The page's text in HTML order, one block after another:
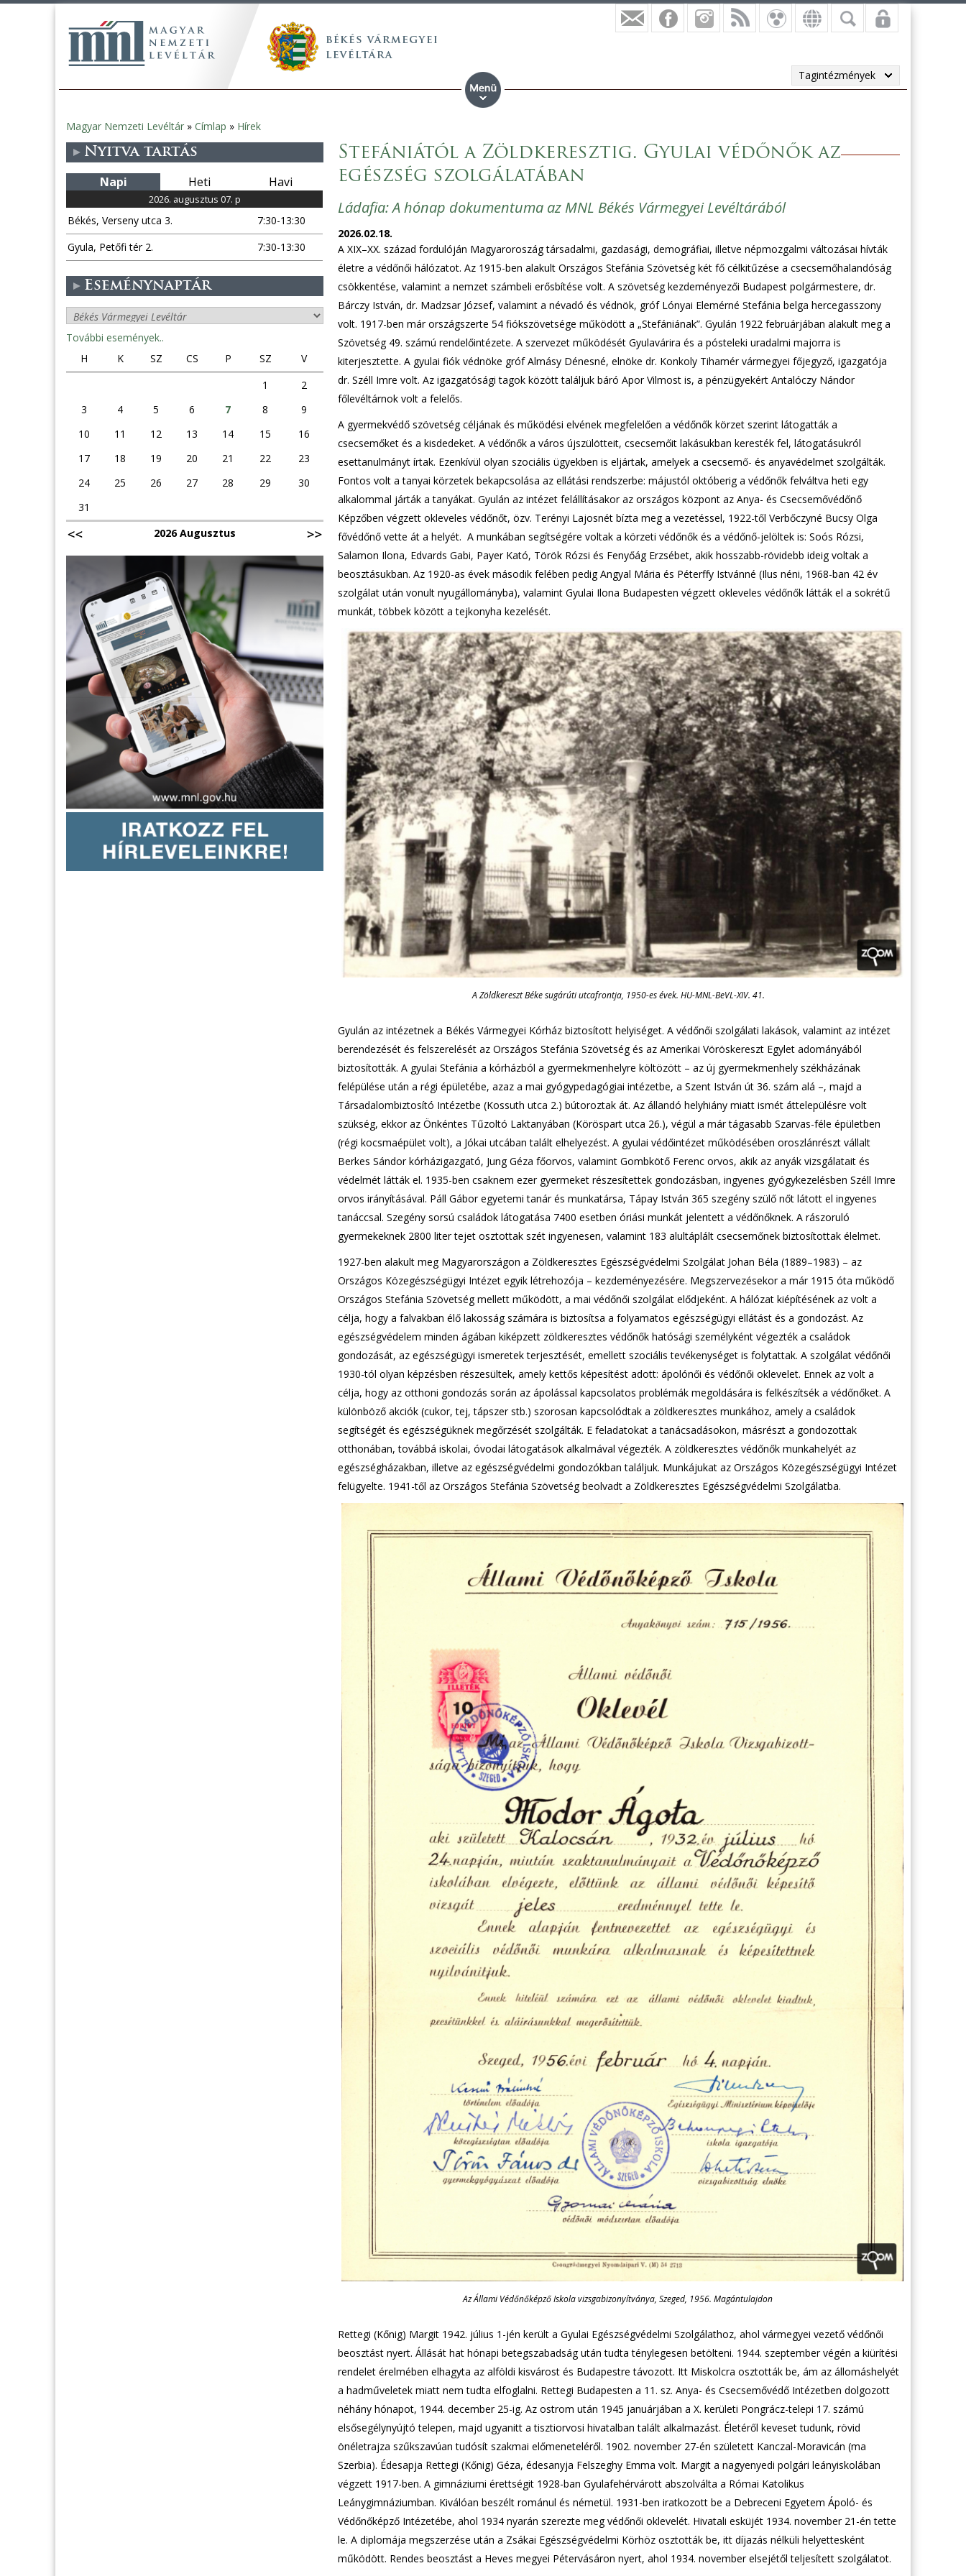
Tagintézmények
Jelenlegi
hely
Magyar Nemzeti Levéltár » Címlap » Hírek
Stefániától a Zöldkeresztig. Gyulai védőnők az
egészség szolgálatában
Ládafia: A hónap dokumentuma az MNL Békés Vármegyei Levéltárából
2026.02.18.
A XIX–XX. század fordulóján Magyaroroszág társadalmi, gazdasági, demográfiai, illetve népmozgalmi változásai hívták
életre a védőnői hálózatot. Az 1915-ben alakult Országos Stefánia Szövetség két fő célkitűzése a csecsemőhalandóság
csökkentése, valamint a nemzet számbeli erősbítése volt. A szövetség kezdeményezői Budapest polgármestere, dr.
Bárczy István, dr. Madzsar József, valamint a névadó és védnök, gróf Lónyai Elemérné Stefánia belga hercegasszony
volt. 1917-ben már országszerte 54 fiókszövetsége működött a „Stefániának”. Gyulán 1922 februárjában alakult meg a
Szövetség 49. számú rendelőintézete. A szervezet működését Gyulavárira és a pósteleki uradalmi majorra is
kiterjesztette. A gyulai fiók védnöke gróf Almásy Dénesné, elnöke dr. Konkoly Tihamér vármegyei főjegyző, igazgatója
dr. Széll Imre volt. Az igazgatósági tagok között találjuk báró Apor Vilmost is, a pénzügyekért Antalóczy Nándor
főlevéltárnok volt a felelős.
A gyermekvédő szövetség céljának és működési elvének megfelelően a védőnők körzet szerint látogatták a
csecsemőket és a kisdedeket. A védőnők a város újszülötteit, csecsemőit lakásukban keresték fel, látogatásukról
esettanulmányt írtak. Ezenkívül olyan szociális ügyekben is eljártak, amelyek a csecsemő- és anyavédelmet szolgálták.
Fontos volt a tanyai körzetek bekapcsolása az ellátási rendszerbe: májustól októberig a védőnők felváltva heti egy
alkalommal járták a tanyákat. Gyulán az intézet felállításakor az országos központ az Anya- és Csecsemővédőnő
Képzőben végzett okleveles védőnőt, özv. Terényi Lajosnét bízta meg a vezetéssel, 1922-től Verbőczyné Bucsy Olga
fővédőnő vette át a helyét. A munkában segítségére voltak a körzeti védőnők és a védőnő-jelöltek is: Soós Rózsi,
Salamon Ilona, Edvards Gabi, Payer Kató, Török Rózsi és Fenyőág Erzsébet, akik hosszabb-rövidebb ideig voltak a
beosztásukban. Az 1920-as évek második felében pedig Angyal Mária és Péterffy Istvánné (Ilus néni, 1968-ban 42 év
szolgálat után vonult nyugállományba), valamint Gyulai Ilona Budapesten végzett okleveles védőnők látták el a sokrétű
munkát, többek között a tejkonyha kezelését.
A Zöldkereszt Béke sugárúti utcafrontja, 1950-es évek. HU-MNL-BeVL-XIV. 41.
Gyulán az intézetnek a Békés Vármegyei Kórház biztosított helyiséget. A védőnői szolgálati lakások, valamint az intézet
berendezését és felszerelését az Országos Stefánia Szövetség és az Amerikai Vöröskereszt Egylet adományából
biztosították. A gyulai Stefánia a kórházból a gyermekmenhelyre költözött – az új gyermekmenhely székházának
felépülése után a régi épületébe, azaz a mai gyógypedagógiai intézetbe, a Szent István út 36. szám alá –, majd a
Társadalombiztosító Intézetbe (Kossuth utca 2.) bútoroztak át. Az állandó helyhiány miatt ismét áttelepülésre volt
szükség, ekkor az Önkéntes Tűzoltó Laktanyában (Köröspart utca 26.), végül a már tágasabb Szarvas-féle épületben
(régi kocsmaépület volt), a Jókai utcában talált elhelyezést. A gyulai védőintézet működésében oroszlánrészt vállalt
Berkes Sándor kórházigazgató, Jung Géza főorvos, valamint Gombkötő Ferenc orvos, akik az anyák vizsgálatait és
védelmét látták el. 1935-ben csaknem ezer gyermeket részesítettek gondozásban, ingyenes gyógykezelésben Széll Imre
orvos irányításával. Páll Gábor egyetemi tanár és munkatársa, Tápay István 365 szegény szülő nőt látott el ingyenes
tanáccsal. Szegény sorsú családok látogatása 7400 esetben óriási munkát jelentett a védőnőknek. A rászoruló
gyermekeknek 2800 liter tejet osztottak szét ingyenesen, valamint 183 alultáplált csecsemőnek biztosítottak élelmet.
1927-ben alakult meg Magyarországon a Zöldkeresztes Egészségvédelmi Szolgálat Johan Béla (1889–1983) – az
Országos Közegészségügyi Intézet egyik létrehozója – kezdeményezésére. Megszervezésekor a már 1915 óta működő
Országos Stefánia Szövetség mellett működött, a mai védőnői szolgálat elődjeként. A hálózat kiépítésének az volt a
célja, hogy a falvakban élő lakosság számára is biztosítsa a folyamatos egészségügyi ellátást és a gondozást. Az
egészségvédelem minden ágában kiképzett zöldkeresztes védőnők hatósági személyként végezték a családok
gondozását, az egészségügyi ismeretek terjesztését, emellett szociális tevékenységet is folytattak. A szolgálat védőnői
1930-tól olyan képzésben részesültek, amely kettős képesítést adott: ápolónői és védőnői oklevelet. Ennek az volt a
célja, hogy az otthoni gondozás során az ápolással kapcsolatos problémák megoldására is felkészítsék a védőnőket. A
különböző akciók (cukor, tej, tápszer stb.) szorosan kapcsolódtak a zöldkeresztes munkához, amely a családok
segítségét és egészségüknek megőrzését szolgálták. E feladatokat a tanácsadásokon, másrészt a gondozottak
otthonában, továbbá iskolai, óvodai látogatások alkalmával végezték. A zöldkeresztes védőnők munkahelyét az
egészségházakban, illetve az egészségvédelmi gondozókban találjuk. Munkájukat az Országos Közegészségügyi Intézet
felügyelte. 1941-től az Országos Stefánia Szövetség beolvadt a Zöldkeresztes Egészségvédelmi Szolgálatba.
Az Állami Védőnőképző Iskola vizsgabizonyítványa, Szeged, 1956. Magántulajdon
Rettegi (Kőnig) Margit 1942. július 1-jén került a Gyulai Egészségvédelmi Szolgálathoz, ahol vármegyei vezető védőnői
beosztást nyert. Állását hat hónapi betegszabadság után tudta ténylegesen betölteni. 1944. szeptember végén a kiürítési
rendelet érelmében elhagyta az alföldi kisvárost és Budapestre távozott. Itt Miskolcra osztották be, ám az állomáshelyét
a hadműveletek miatt nem tudta elfoglalni. Rettegi Budapesten a 11. sz. Anya- és Csecsemővédő Intézetben dolgozott
néhány hónapot, 1944. december 25-ig. Az ostrom után 1945 januárjában a X. kerületi Pongrácz-telepi 17. számú
elsősegélynyújtó telepen, majd ugyanitt a tisztiorvosi hivatalban talált alkalmazást. Életéről keveset tudunk, rövid
önéletrajza szűkszavúan tudósít szakmai előmeneteléről. 1902. november 27-én született Kanczal-Moravicán (ma
Szerbia). Édesapja Rettegi (Kőnig) Géza, édesanyja Felszeghy Emma volt. Margit a nagyenyedi polgári leányiskolában
végzett 1917-ben. A gimnáziumi érettségit 1928-ban Gyulafehérvárott abszolválta a Római Katolikus
Leánygimnáziumban. Kiválóan beszélt románul és németül. 1931-ben iratkozott be a Debreceni Egyetem Ápoló- és
Védőnőképző Intézetébe, ahol 1934 nyarán szerezte meg védőnői oklevelét. Hivatali esküjét 1934. november 21-én tette
le. A diplomája megszerzése után a Zsákai Egészségvédelmi Körhöz osztották be, itt díjazás nélküli helyettesként
működött. Rendes beosztást a Heves megyei Pétervásáron nyert, ahol 1934. november elsejétől teljesített szolgálatot.
Nyitva tartás
Napi Heti Havi
2026. augusztus 07. p
Békés, Verseny utca 3.
7:30-13:30
Gyula, Petőfi tér 2.
7:30-13:30
Eseménynaptár
További események..
H
K SZ CS P SZ
V
1
2
3
4 5 6 7 8
9
10
11 12 13 14 15
16
17
18 19 20 21 22
23
24
25 26 27 28 29
30
31
2026 Augusztus